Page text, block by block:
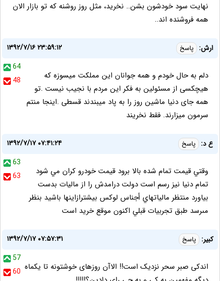
نهایت سود خودشون بشن.. نخرید، مثل روز روشنه که تو بازار الان
همه فروشنده اند..
ارش: پاسخ
۱۳۹۲/۷/۱۶ ۲۳:۵۹:۱۲
64
48
دلم به حال خودم و همه جوانان این مملکت میسوزه که
هیچکسی از مسئولین به فکر این مردم با نجیب نیست .تو
همه جای دنیا ماشین روز را به پاد میبندند قسطی .اینجا منتم
سرمون میزارند. فقط نخریند
ع د: پاسخ
۱۳۹۲/۷/۱۷ ۰۷:۴۱:۲۴
63
63
وقتي قيمت تمام شده بالا برود قيمت خودرو كران مي شود
تمام دنيا نيز رسم است دولت درامدش را از ماليات بدست
بياورد منتظر مالياتهاي أجناس لوكس بيشترازاينها باشيد بنظر
مىرسد طبق تجربيات قبلي اكنون موقع خريد است
کبیر: پاسخ
۱۳۹۲/۷/۱۷ ۰۷:۵۷:۳۱
57
60 اندکی صبر سحر نزدیک است!! الاآن روزهای خوشتونه تا یکماه